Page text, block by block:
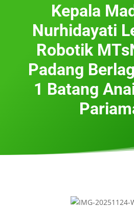
Kepala
Nurhidayati
Robotik
Padang
1 Batang